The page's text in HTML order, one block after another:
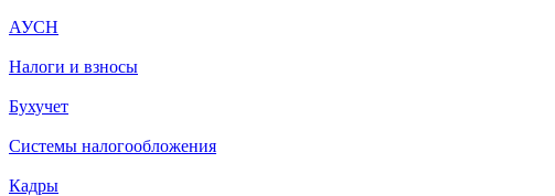
АУСН
Налоги и взносы
Бухучет
Системы налогообложения
Кадры